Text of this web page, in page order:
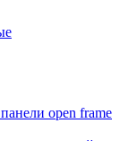
open frame